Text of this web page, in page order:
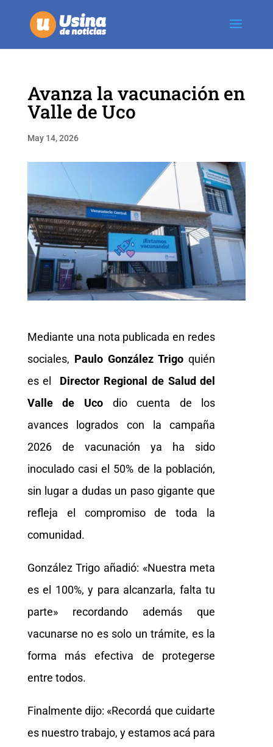
Avanza la vacunación en
Valle de Uco
May 14, 2026
Mediante una nota publicada en redes
sociales, Paulo González Trigo quién
es el Director Regional de Salud del
Valle de Ucodio cuenta de los
avances logrados con la campaña
2026 de vacunación ya ha sido
inoculado casi el 50% de la población,
sin lugar a dudas un paso gigante que
refleja el compromiso de toda la
comunidad.
González Trigo añadió: «Nuestra meta
es el 100%, y para alcanzarla, falta tu
parte» recordando además que
vacunarse no es solo un trámite, es la
forma más efectiva de protegerse
entre todos.
Finalmente dijo: «Recordá que cuidarte
es nuestro trabajo, y estamos acá para